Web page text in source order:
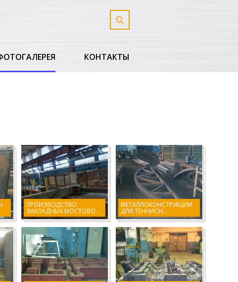
КОНТАКТЫ
ПРОИЗВОДСТВО
ЗАКЛАДНЫХ МОСТОВО...
МЕТАЛЛОКОНСТРУКЦИИ
ДЛЯ ТЕННИСН...